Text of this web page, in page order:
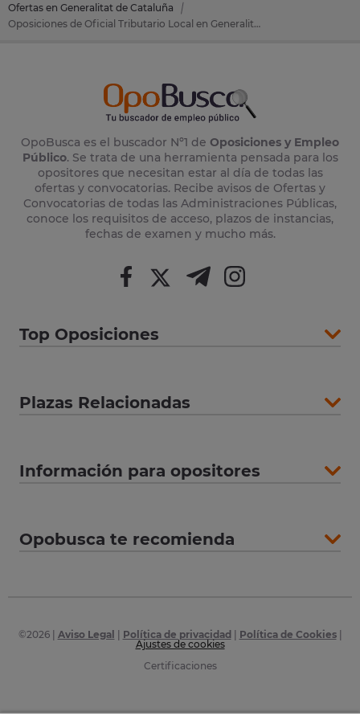
Ofertas en Generalitat de Cataluña
Oposiciones de Oficial Tributario Local en Generalitat de Cataluña
OpoBusca es el buscador Nº1 de Oposiciones y Empleo
Público. Se trata de una herramienta pensada para los
opositores que necesitan estar al día de todas las
ofertas y convocatorias. Recibe avisos de Ofertas y
Convocatorias de todas las Administraciones Públicas,
conoce los requisitos de acceso, plazos de instancias,
fechas de examen y mucho más.
Top Oposiciones
Plazas Relacionadas
Información para opositores
Opobusca te recomienda
©2026| Aviso Legal Política de privacidad Política de Cookies|
Ajustes de cookies
Certificaciones